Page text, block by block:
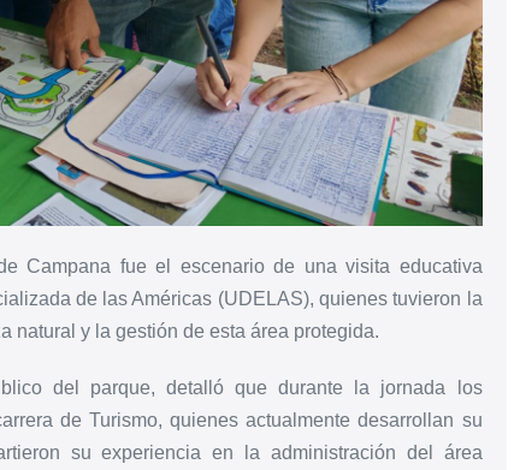
Campana fue el escenario de una visita educativa
de las Américas (UDELAS), quienes tuvieron la
natural y la gestión de esta área protegida.
del parque, detalló que durante la jornada los
de Turismo, quienes actualmente desarrollan su
su experiencia en la administración del área